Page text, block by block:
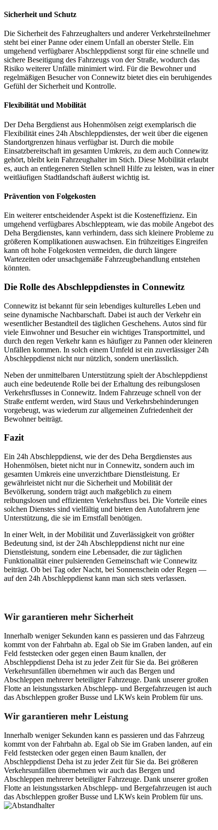
Sicherheit und Schutz
Die Sicherheit des Fahrzeughalters und anderer Verkehrsteilnehmer
steht bei einer Panne oder einem Unfall an oberster Stelle. Ein
umgehend verfügbarer Abschleppdienst sorgt für eine schnelle und
sichere Beseitigung des Fahrzeugs von der Straße, wodurch das
Risiko weiterer Unfälle minimiert wird. Für die Bewohner und
regelmäßigen Besucher von Connewitz bietet dies ein beruhigendes
Gefühl der Sicherheit und Kontrolle.
Flexibilität und Mobilität
Der Deha Bergdienst aus Hohenmölsen zeigt exemplarisch die
Flexibilität eines 24h Abschleppdienstes, der weit über die eigenen
Standortgrenzen hinaus verfügbar ist. Durch die mobile
Einsatzbereitschaft im gesamten Umkreis, zu dem auch Connewitz
gehört, bleibt kein Fahrzeughalter im Stich. Diese Mobilität erlaubt
es, auch an entlegeneren Stellen schnell Hilfe zu leisten, was in einer
weitläufigen Stadtlandschaft äußerst wichtig ist.
Prävention von Folgekosten
Ein weiterer entscheidender Aspekt ist die Kosteneffizienz. Ein
umgehend verfügbares Abschleppteam, wie das mobile Angebot des
Deha Bergdienstes, kann verhindern, dass sich kleinere Probleme zu
größeren Komplikationen auswachsen. Ein frühzeitiges Eingreifen
kann oft hohe Folgekosten vermeiden, die durch längere
Wartezeiten oder unsachgemäße Fahrzeugbehandlung entstehen
könnten.
Die Rolle des Abschleppdienstes in Connewitz
Connewitz ist bekannt für sein lebendiges kulturelles Leben und
seine dynamische Nachbarschaft. Dabei ist auch der Verkehr ein
wesentlicher Bestandteil des täglichen Geschehens. Autos sind für
viele Einwohner und Besucher ein wichtiges Transportmittel, und
durch den regen Verkehr kann es häufiger zu Pannen oder kleineren
Unfällen kommen. In solch einem Umfeld ist ein zuverlässiger 24h
Abschleppdienst nicht nur nützlich, sondern unerlässlich.
Neben der unmittelbaren Unterstützung spielt der Abschleppdienst
auch eine bedeutende Rolle bei der Erhaltung des reibungslosen
Verkehrsflusses in Connewitz. Indem Fahrzeuge schnell von der
Straße entfernt werden, wird Staus und Verkehrsbehinderungen
vorgebeugt, was wiederum zur allgemeinen Zufriedenheit der
Bewohner beiträgt.
Fazit
Ein 24h Abschleppdienst, wie der des Deha Bergdienstes aus
Hohenmölsen, bietet nicht nur in Connewitz, sondern auch im
gesamten Umkreis eine unverzichtbare Dienstleistung. Er
gewährleistet nicht nur die Sicherheit und Mobilität der
Bevölkerung, sondern trägt auch maßgeblich zu einem
reibungslosen und effizienten Verkehrsfluss bei. Die Vorteile eines
solchen Dienstes sind vielfältig und bieten den Autofahrern jene
Unterstützung, die sie im Ernstfall benötigen.
In einer Welt, in der Mobilität und Zuverlässigkeit von größter
Bedeutung sind, ist der 24h Abschleppdienst nicht nur eine
Dienstleistung, sondern eine Lebensader, die zur täglichen
Funktionalität einer pulsierenden Gemeinschaft wie Connewitz
beiträgt. Ob bei Tag oder Nacht, bei Sonnenschein oder Regen —
auf den 24h Abschleppdienst kann man sich stets verlassen.
Wir garantieren mehr Sicherheit
Innerhalb weniger Sekunden kann es passieren und das Fahrzeug
kommt von der Fahrbahn ab. Egal ob Sie im Graben landen, auf ein
Feld feststecken oder gegen einen Baum knallen, der
Abschleppdienst Deha ist zu jeder Zeit für Sie da. Bei größeren
Verkehrsunfällen übernehmen wir auch das Bergen und
Abschleppen mehrerer beteiligter Fahrzeuge. Dank unserer großen
Flotte an leistungsstarken Abschlepp- und Bergefahrzeugen ist auch
das Abschleppen großer Busse und LKWs kein Problem für uns.
Wir garantieren mehr Leistung
Innerhalb weniger Sekunden kann es passieren und das Fahrzeug
kommt von der Fahrbahn ab. Egal ob Sie im Graben landen, auf ein
Feld feststecken oder gegen einen Baum knallen, der
Abschleppdienst Deha ist zu jeder Zeit für Sie da. Bei größeren
Verkehrsunfällen übernehmen wir auch das Bergen und
Abschleppen mehrerer beteiligter Fahrzeuge. Dank unserer großen
Flotte an leistungsstarken Abschlepp- und Bergefahrzeugen ist auch
das Abschleppen großer Busse und LKWs kein Problem für uns.